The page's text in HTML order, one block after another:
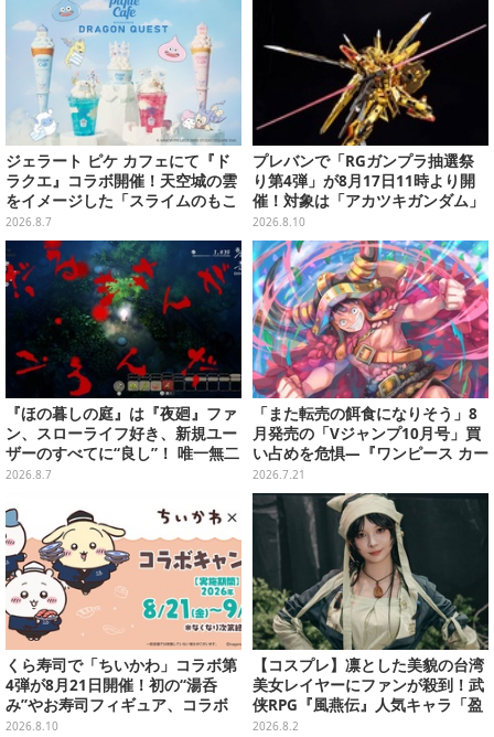
ジェラート ピケ カフェにて『ド
ラクエ』コラボ開催！天空城の雲
をイメージした「スライムのもこ
もこ天空クレープ」などを提供
2026.8.7
プレバンで「RGガンプラ抽選祭
り第4弾」が8月17日11時より開
催！対象は「アカツキガンダム」
「ダブルオークアンタ」など全13
キット
2026.8.10
『ほの暮しの庭』は『夜廻』ファ
ン、スローライフ好き、新規ユー
ザーのすべてに“良し”！ 唯一無二
の「不穏生活シム」恐怖も暮らし
2026.8.7
「また転売の餌食になりそう」8
月発売の「Vジャンプ10月号」買
い占めを危惧―『ワンピース カー
ド』付録中止もやまぬ不安
2026.7.21
くら寿司で「ちいかわ」コラボ第
4弾が8月21日開催！初の“湯呑
み”やお寿司フィギュア、コラボ
メニューも
2026.8.10
【コスプレ】凛とした美貌の台湾
美女レイヤーにファンが殺到！武
侠RPG『風燕伝』人気キャラ「盈
盈」を完璧に再現して会場を沸か
2026.8.2